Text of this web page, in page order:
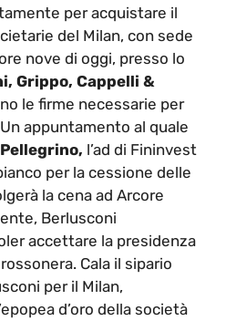
per acquistare il
del Milan, con sede
nove di oggi, presso lo
Grippo, Cappelli &
le firme necessarie per
appuntamento al quale
l’ad di Fininvest
per la cessione delle
la cena ad Arcore
Berlusconi
accettare la presidenza
Cala il sipario
per il Milan,
d’oro della società